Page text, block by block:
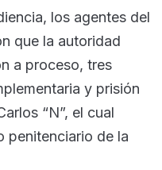
los agentes del
que la autoridad
a proceso, tres
y prisión
“N”, el cual
penitenciario de la